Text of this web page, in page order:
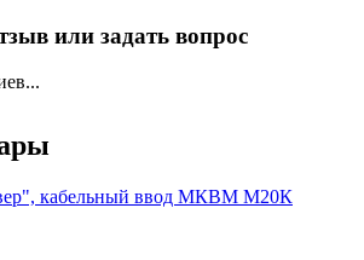
или задать вопрос
кабельный ввод МКВМ М20К